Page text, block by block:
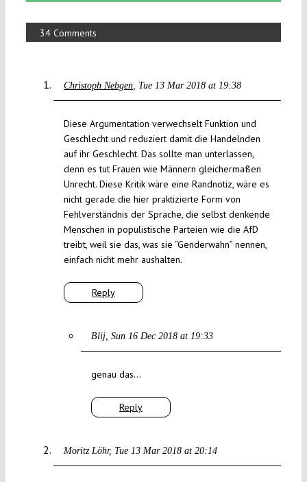
34 Comments
Christoph Nebgen Tue 13 Mar 2018 at 19:38
Reply
Diese Argumentation verwechselt Funktion und
Geschlecht und reduziert damit die Handelnden
auf ihr Geschlecht. Das sollte man unterlassen,
denn es tut Frauen wie Männern gleichermaßen
Unrecht. Diese Kritik wäre eine Randnotiz, wäre es
nicht gerade die hier praktizierte Form von
Fehlverständnis der Sprache, die selbst denkende
Menschen in populistische Parteien wie die AfD
treibt, weil sie das, was sie “Genderwahn” nennen,
einfach nicht mehr aushalten.
Blij Sun 16 Dec 2018 at 19:33
Reply
genau das…
Moritz Löhr Tue 13 Mar 2018 at 20:14